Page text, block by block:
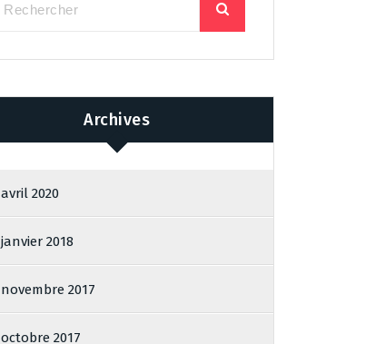
Archives
avril 2020
janvier 2018
novembre 2017
octobre 2017